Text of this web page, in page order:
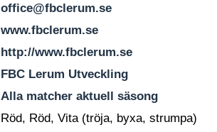
office@fbclerum.se
www.fbclerum.se
http://www.fbclerum.se
FBC Lerum Utveckling
Alla matcher aktuell säsong
Röd, Röd, Vita (tröja, byxa, strumpa)